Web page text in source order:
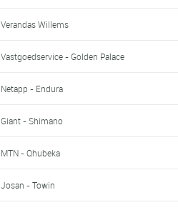
Verandas Willems
Vastgoedservice - Golden Palace
Netapp - Endura
Giant - Shimano
MTN - Qhubeka
Josan - Towin